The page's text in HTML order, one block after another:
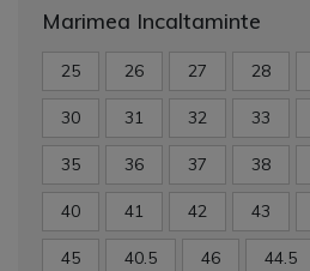
Marimea Incaltaminte
25 26 27 28
30 31 32 33
35 36 37 38
40 41 42 43
45 40.5 46 44.5